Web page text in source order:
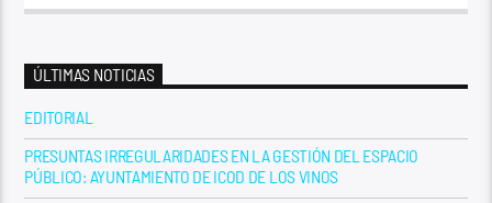
ÚLTIMAS NOTICIAS
EDITORIAL
PRESUNTAS IRREGULARIDADES EN LA GESTIÓN DEL ESPACIO
PÚBLICO: AYUNTAMIENTO DE ICOD DE LOS VINOS